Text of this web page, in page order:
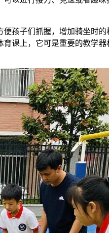
便孩子们抓握，增加骑坐时
课上，它可是重要的教学